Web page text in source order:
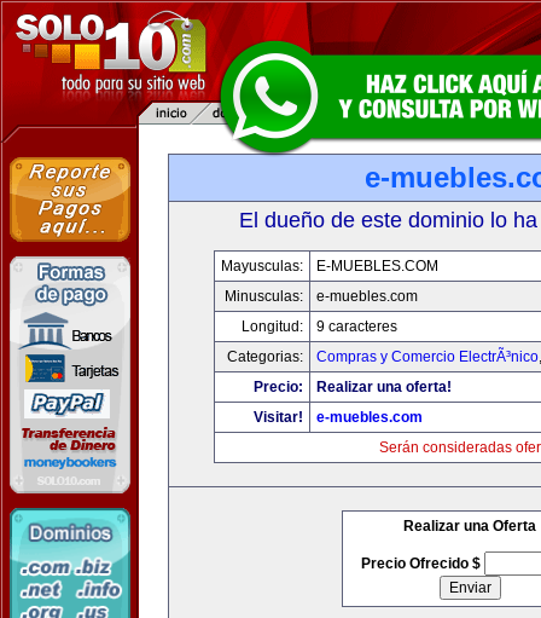
e-
El dueño de este dominio lo
Mayusculas:
E-MUEBLES.COM
Minusculas:
e-muebles.com
Longitud:
9 caracteres
Categorias:
Compras y Comercio ElectrÃ³nico
Precio:
Realizar una oferta!
Visitar!
e-muebles.com
Serán consideradas
Realizar una Oferta
Precio Ofrecido $